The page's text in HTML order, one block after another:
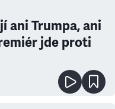
ani Trumpa, ani
jde proti